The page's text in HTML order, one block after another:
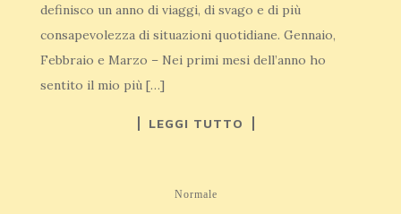
definisco un anno di viaggi, di svago e di più
consapevolezza di situazioni quotidiane. Gennaio,
Febbraio e Marzo – Nei primi mesi dell’anno ho
sentito il mio più […]
LEGGI TUTTO
Normale